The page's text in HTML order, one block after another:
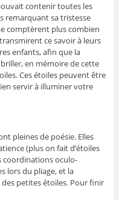
contenir toutes les
remarquant sa tristesse
comptèrent plus combien
ce savoir à leurs
enfants, afin que la
en mémoire de cette
Ces étoiles peuvent être
servir à illuminer votre
pleines de poésie. Elles
(plus on fait d’étoiles
coordinations oculo-
lors du pliage, et la
petites étoiles. Pour finir